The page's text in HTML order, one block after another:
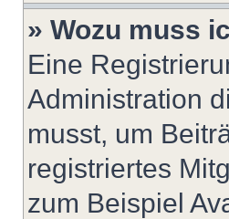
» Wozu muss
Eine
Administration
musst, um
registriertes
zum Beispiel